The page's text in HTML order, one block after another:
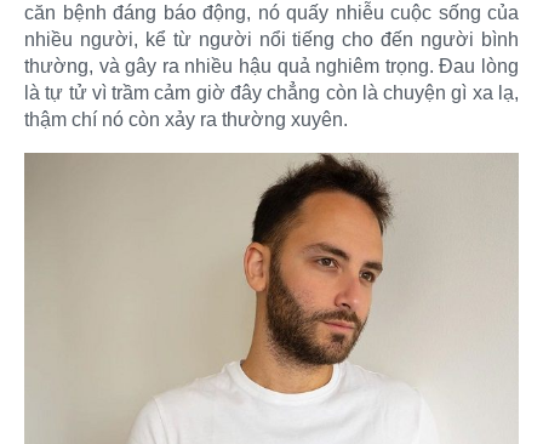
căn bệnh đáng báo động, nó quấy nhiễu cuộc sống của
nhiều người, kể từ người nổi tiếng cho đến người bình
thường, và gây ra nhiều hậu quả nghiêm trọng. Đau lòng
là tự tử vì trầm cảm giờ đây chẳng còn là chuyện gì xa lạ,
thậm chí nó còn xảy ra thường xuyên.​